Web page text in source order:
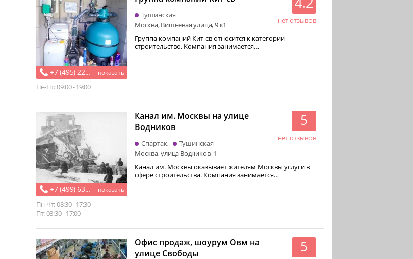
+7 (495) 22...— показать
Пн-Пт: 09:00 - 19:00
4.2
нет отзывов
Тушинская
Москва, Вишнёвая улица, 9 к1
Группа компаний Кит-св относится к категории
строительство. Компания занимается
+7 (499) 63...— показать
Пн-Чт: 08:30 - 17:30
Пт: 08:30 - 17:00
Канал им. Москвы на улице
Водников
5
нет отзывов
Спартак
Тушинская
Москва, улица Водников, 1
Канал им. Москвы оказывает жителям Москвы услуги в
сфере строительства. Компания занимается
Офис продаж, шоурум Овм на
улице Свободы
5